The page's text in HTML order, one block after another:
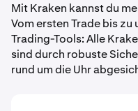
Mit Kraken kannst du
Vom ersten Trade bis
Trading-Tools: Alle
sind durch robuste
rund um die Uhr